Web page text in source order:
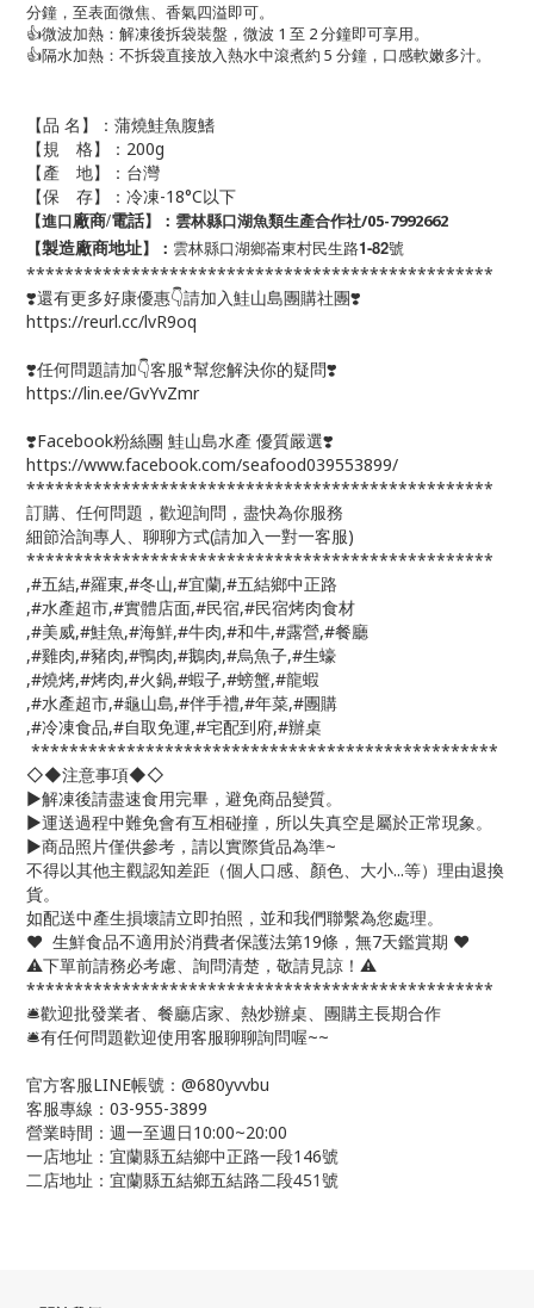
分鐘，至表面微焦、香氣四溢即可。
👍微波加熱：解凍後拆袋裝盤，微波 1 至 2 分鐘即可享用。
👍隔水加熱：不拆袋直接放入熱水中滾煮約 5 分鐘，口感軟嫩多汁。
【品 名】：蒲燒鮭魚腹鰭
【規 格】：200g
【產 地】：台灣
【保 存】：冷凍-18°C以下
【進口廠商/電話】：雲林縣口湖魚類生產合作社/05-7992662
【製造廠商地址】： 雲林縣口湖鄉崙東村民生路1-82號
*************************************************
❣️還有更多好康優惠👇請加入鮭山島團購社團❣️
https://reurl.cc/lvR9oq
❣️任何問題請加👇客服*幫您解決你的疑問❣️
https://lin.ee/GvYvZmr
❣️Facebook粉絲團 鮭山島水產 優質嚴選❣️
https://www.facebook.com/seafood039553899/
*************************************************
訂購、任何問題，歡迎詢問，盡快為你服務
細節洽詢專人、聊聊方式(請加入一對一客服)
*************************************************
,#五結,#羅東,#冬山,#宜蘭,#五結鄉中正路
,#水產超市,#實體店面,#民宿,#民宿烤肉食材
,#美威,#鮭魚,#海鮮,#牛肉,#和牛,#露營,#餐廳
,#雞肉,#豬肉,#鴨肉,#鵝肉,#烏魚子,#生蠔
,#燒烤,#烤肉,#火鍋,#蝦子,#螃蟹,#龍蝦
,#水產超市,#龜山島,#伴手禮,#年菜,#團購
,#冷凍食品,#自取免運,#宅配到府,#辦桌
*************************************************
◇◆注意事項◆◇
▶️解凍後請盡速食用完畢，避免商品變質。
▶️運送過程中難免會有互相碰撞，所以失真空是屬於正常現象。
▶️商品照片僅供參考，請以實際貨品為準~
不得以其他主觀認知差距（個人口感、顏色、大小...等）理由退換
貨。
如配送中產生損壞請立即拍照，並和我們聯繫為您處理。
❤️ 生鮮食品不適用於消費者保護法第19條，無7天鑑賞期 ❤️
⚠️下單前請務必考慮、詢問清楚，敬請見諒！⚠️
*************************************************
🛎歡迎批發業者、餐廳店家、熱炒辦桌、團購主長期合作
🛎有任何問題歡迎使用客服聊聊詢問喔~~
官方客服LINE帳號：@680yvvbu
客服專線：03-955-3899
營業時間：週一至週日10:00~20:00
一店地址：宜蘭縣五結鄉中正路一段146號
二店地址：宜蘭縣五結鄉五結路二段451號